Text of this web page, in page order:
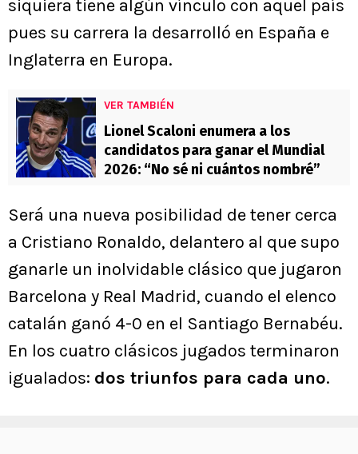
siquiera tiene algún vínculo con aquel país
pues su carrera la desarrolló en España e
Inglaterra en Europa.
VER TAMBIÉN
Lionel Scaloni enumera a los
candidatos para ganar el Mundial
2026: “No sé ni cuántos nombré”
Será una nueva posibilidad de tener cerca
a Cristiano Ronaldo, delantero al que supo
ganarle un inolvidable clásico que jugaron
Barcelona y Real Madrid, cuando el elenco
catalán ganó 4-0 en el Santiago Bernabéu.
En los cuatro clásicos jugados terminaron
igualados: dos triunfos para cada uno.